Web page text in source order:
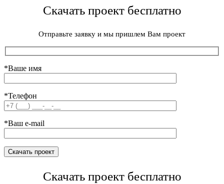
Скачать проект бесплатно
Отправьте заявку и мы пришлем Вам проект
*Ваше имя
*Телефон
*Ваш e-mail
Скачать проект бесплатно